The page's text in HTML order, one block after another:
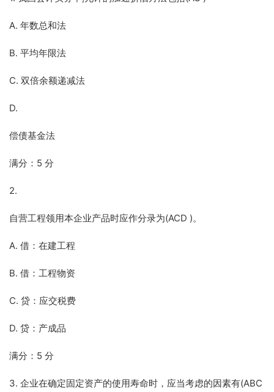
A. 年数总和法
B. 平均年限法
C. 双倍余额递减法
D.
偿债基金法
满分：5 分
2.
自营工程领用本企业产品时应作分录为(ACD )。
A. 借：在建工程
B. 借：工程物资
C. 贷：应交税费
D. 贷：产成品
满分：5 分
3. 企业在确定固定资产的使用寿命时，应当考虑的因素有(ABC